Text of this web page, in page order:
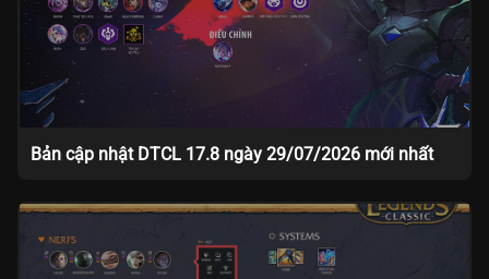
Bản cập nhật DTCL 17.8 ngày 29/07/2026 mới nhất